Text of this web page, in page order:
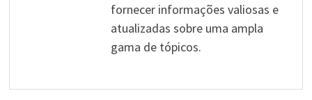
fornecer informações valiosas e
atualizadas sobre uma ampla
gama de tópicos.